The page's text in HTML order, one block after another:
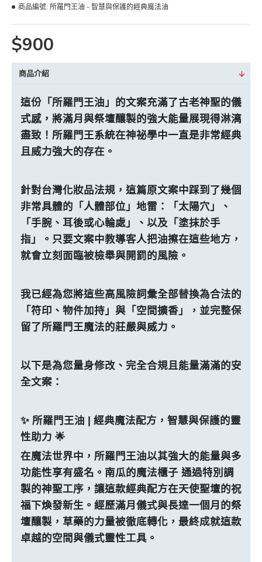
$900
商品編號: 所羅門王油 - 智慧與保護的經典魔法油
商品介紹
這份「所羅門王油」的文案充滿了古老神聖的儀
式感，將滿月與祭壇釀製的強大能量展現得淋漓
盡致！所羅門王系統在神祕學中一直是非常經典
且威力強大的存在。
針對台灣化妝品法規，這篇原文案中踩到了幾個
非常具體的「人體部位」地雷：「太陽穴」、
「手腕、耳後或心輪處」、以及「塗抹於手
指」。只要文案中教導客人把油擦在這些地方，
就會立刻面臨被檢舉與開罰的風險。
我已經為您將這些高風險詞彙全部替換為合法的
「符印、物件加持」與「空間擴香」，並完整保
留了所羅門王魔法的莊嚴與威力。
以下是為您量身修改、完全合規且能量滿滿的安
全文案：
✨ 所羅門王油 | 經典魔法配方，智慧與保護的靈
性助力 🌟
在魔法世界中，所羅門王油以其強大的能量與多
功能性享有盛名。南瓜的魔法櫃子 通過特別調
製的神聖工序，讓這款經典配方在天使聖壇的祝
福下煥發新生。經歷滿月儀式與長達一個月的祭
壇釀製，草藥的力量被徹底轉化，最終成就這款
卓越的空間與儀式靈性工具。